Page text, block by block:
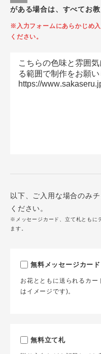
がある場合は、すべてお教
※入力フォームにあらかじめ
ください。
以下、ご入用な場合のみ
ください。
※メッセージカード、立て札ともに
ます。
無料メッセージカード
お花とともに送られるカー
はイメージです)。
無料立て札